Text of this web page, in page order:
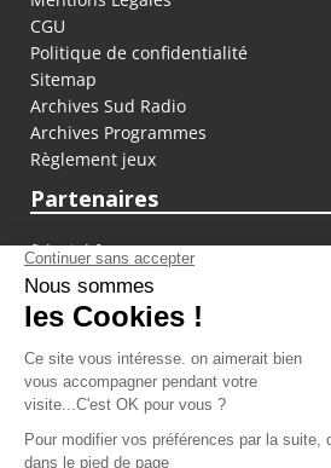
CGU
Politique de confidentialité
Sitemap
Archives Sud Radio
Archives Programmes
Règlement jeux
Partenaires
fiducial.fr
lyoncapitale.fr
olympique-et-lyonnais.com
L'application Iphone /
Téléchargez